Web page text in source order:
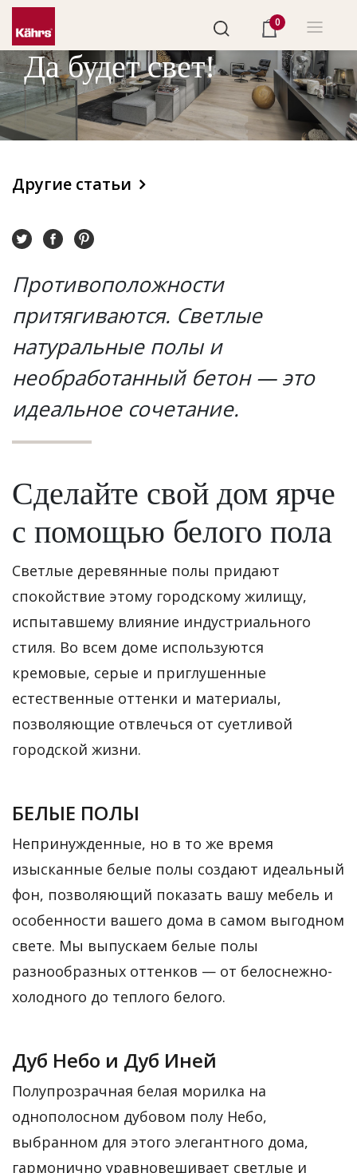
0
Да будет свет!
Другие статьи
Противоположности
притягиваются. Светлые
натуральные полы и
необработанный бетон — это
идеальное сочетание.
Сделайте свой дом ярче
с помощью белого пола
Светлые деревянные полы придают
спокойствие этому городскому жилищу,
испытавшему влияние индустриального
стиля. Во всем доме используются
кремовые, серые и приглушенные
естественные оттенки и материалы,
позволяющие отвлечься от суетливой
городской жизни.
БЕЛЫЕ ПОЛЫ
Непринужденные, но в то же время
изысканные белые полы создают идеальный
фон, позволяющий показать вашу мебель и
особенности вашего дома в самом выгодном
свете. Мы выпускаем белые полы
разнообразных оттенков — от белоснежно-
холодного до теплого белого.
Дуб Небо и Дуб Иней
Полупрозрачная белая морилка на
однополосном дубовом полу Небо,
выбранном для этого элегантного дома,
гармонично уравновешивает светлые и